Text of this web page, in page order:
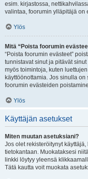
esim. kirjastossa,
valintaa, foorumin ylläpitäjä on
Ylös
Mitä “Poista foorumin
“Poista foorumin evästeet”
tunnistavat sinut ja pitävät
myös toimintoja, kuten
käyttöönottamia. Jos sinulla
foorumin evästeiden
Ylös
Käyttäjän asetukset
Miten muutan asetuksiani?
Jos olet rekisteröitynyt
tietokantaan. Muokataksesi
linkki löytyy yleensä
Tätä kautta voit muokata